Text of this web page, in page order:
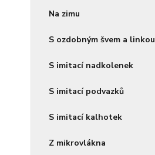
Na zimu
S ozdobným švem a linkou
S imitací nadkolenek
S imitací podvazků
S imitací kalhotek
Z mikrovlákna